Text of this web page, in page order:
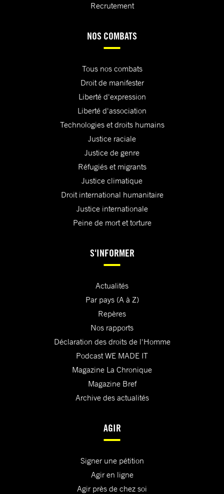
Recrutement
NOS COMBATS
Tous nos combats
Droit de manifester
Liberté d'expression
Liberté d'association
Technologies et droits humains
Justice raciale
Justice de genre
Réfugiés et migrants
Justice climatique
Droit international humanitaire
Justice internationale
Peine de mort et torture
S'INFORMER
Actualités
Par pays (A à Z)
Repères
Nos rapports
Déclaration des droits de l'Homme
Podcast WE MADE IT
Magazine La Chronique
Magazine Bref
Archive des actualités
AGIR
Signer une pétition
Agir en ligne
Agir près de chez soi